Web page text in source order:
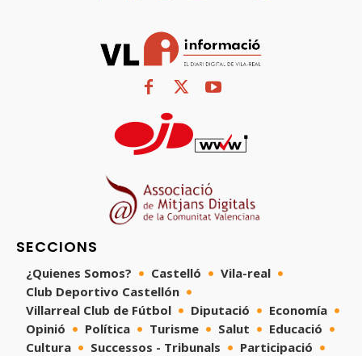
SECCIONS
¿Quienes Somos? Castelló
Vila-real
Club Deportivo Castellón
Villarreal Club de Fútbol
Diputació
Economía
Opinió
Política Turisme Salut
Educació
Cultura
Successos - Tribunals
Participació